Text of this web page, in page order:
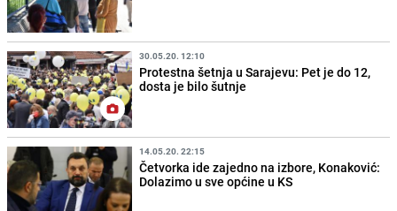
30.05.20. 12:10
Protestna šetnja u Sarajevu: Pet je do 12,
dosta je bilo šutnje
14.05.20. 22:15
Četvorka ide zajedno na izbore, Konaković:
Dolazimo u sve općine u KS